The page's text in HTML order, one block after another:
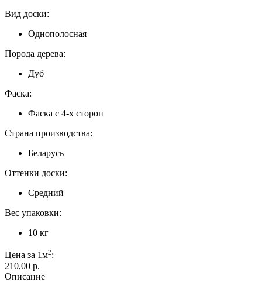
Вид доски:
Однополосная
Порода дерева:
Дуб
Фаска:
Фаска с 4-х сторон
Страна производства:
Беларусь
Оттенки доски:
Средний
Вес упаковки:
10 кг
Цена за 1м2:
210,00 p.
Описание